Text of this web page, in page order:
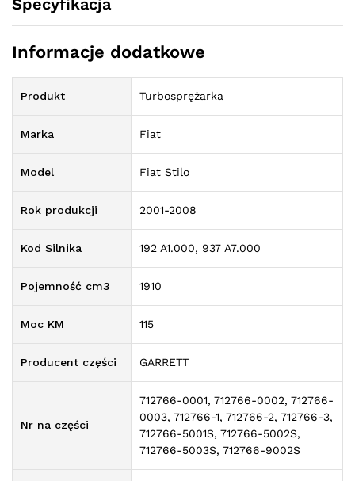
Informacje dodatkowe
Produkt Turbosprężarka
Marka Fiat
Model Fiat Stilo
Rok produkcji 2001-2008
Kod Silnika 192 A1.000, 937 A7.000
Pojemność cm3 1910
Moc KM 115
Producent części GARRETT
Nr na części
712766-0001, 712766-0002, 712766-
0003, 712766-1, 712766-2, 712766-3,
712766-5001S, 712766-5002S,
712766-5003S, 712766-9002S